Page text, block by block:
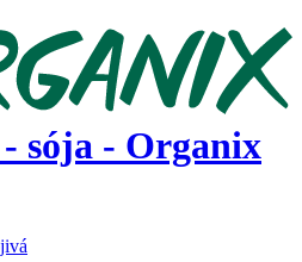
sója - Organix